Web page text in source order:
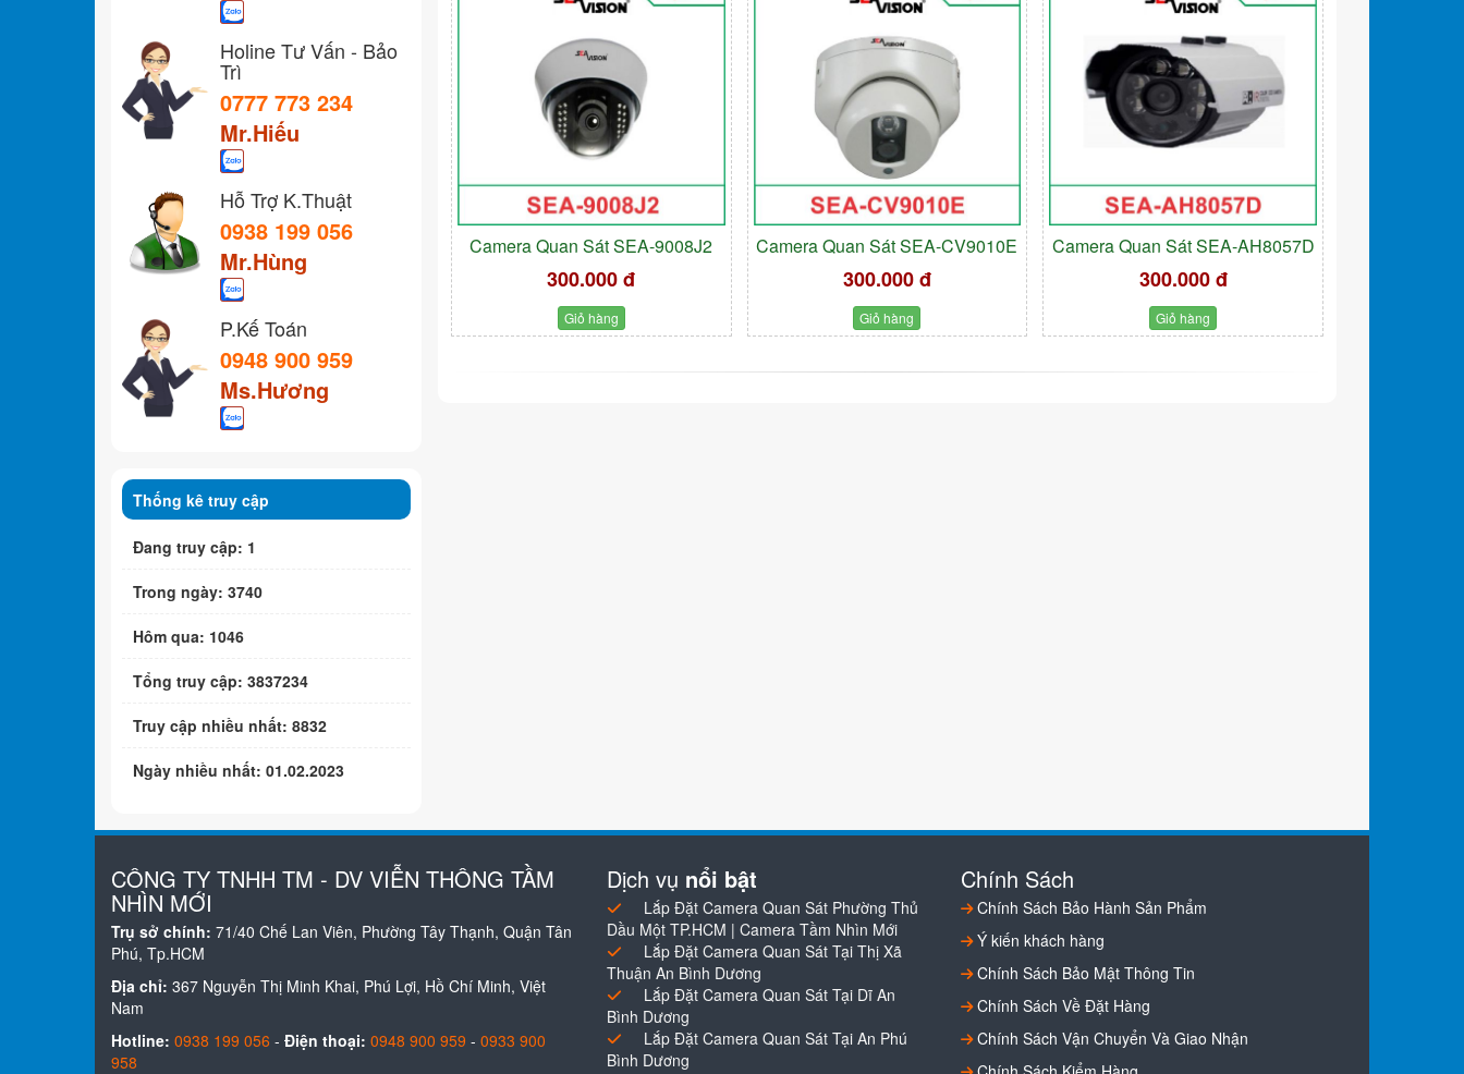
Camera Quan Sát SEA-9008J2
300.000 đ
Giỏ hàng
Camera Quan Sát SEA-CV9010E
300.000 đ
Giỏ hàng
Camera Quan Sát SEA-AH8057D
300.000 đ
Giỏ hàng
Holine Tư Vấn - Bảo
Trì
0777 773 234
Mr.Hiếu
Hỗ Trợ K.Thuật
0938 199 056
Mr.Hùng
P.Kế Toán
0948 900 959
Ms.Hương
Thống kê truy cập
Đang truy cập: 1
Trong ngày: 3740
Hôm qua: 1046
Tổng truy cập: 3837234
Truy cập nhiều nhất: 8832
Ngày nhiều nhất: 01.02.2023
CÔNG TY TNHH TM - DV VIỄN THÔNG TẦM
NHÌN MỚI
Trụ sở chính: 71/40 Chế Lan Viên, Phường Tây Thạnh, Quận Tân
Phú, Tp.HCM
Địa chỉ: 367 Nguyễn Thị Minh Khai, Phú Lợi, Hồ Chí Minh, Việt
Nam
Hotline: 0938 199 056 - Điện thoại: 0948 900 959 - 0933 900
958
Dịch vụ nổi bật
Lắp Đặt Camera Quan Sát Phường Thủ
Dầu Một TP.HCM | Camera Tầm Nhìn Mới
Lắp Đặt Camera Quan Sát Tại Thị Xã
Thuận An Bình Dương
Lắp Đặt Camera Quan Sát Tại Dĩ An
Bình Dương
Lắp Đặt Camera Quan Sát Tại An Phú
Bình Dương
Chính Sách
Chính Sách Bảo Hành Sản Phẩm
Ý kiến khách hàng
Chính Sách Bảo Mật Thông Tin
Chính Sách Về Đặt Hàng
Chính Sách Vận Chuyển Và Giao Nhận